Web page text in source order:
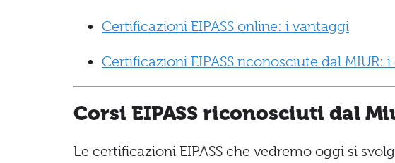
Certificazioni EIPASS online: i vantaggi
Certificazioni EIPASS riconosciute dal MIUR:
Corsi EIPASS riconosciuti dal
Le certificazioni EIPASS che vedremo oggi si